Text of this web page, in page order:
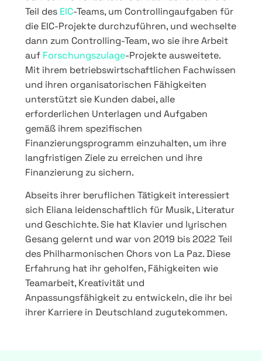
Teil des EIC-Teams, um Controllingaufgaben für
die EIC-Projekte durchzuführen, und wechselte
dann zum Controlling-Team, wo sie ihre Arbeit
auf Forschungszulage-Projekte ausweitete.
Mit ihrem betriebswirtschaftlichen Fachwissen
und ihren organisatorischen Fähigkeiten
unterstützt sie Kunden dabei, alle
erforderlichen Unterlagen und Aufgaben
gemäß ihrem spezifischen
Finanzierungsprogramm einzuhalten, um ihre
langfristigen Ziele zu erreichen und ihre
Finanzierung zu sichern.
Abseits ihrer beruflichen Tätigkeit interessiert
sich Eliana leidenschaftlich für Musik, Literatur
und Geschichte. Sie hat Klavier und lyrischen
Gesang gelernt und war von 2019 bis 2022 Teil
des Philharmonischen Chors von La Paz. Diese
Erfahrung hat ihr geholfen, Fähigkeiten wie
Teamarbeit, Kreativität und
Anpassungsfähigkeit zu entwickeln, die ihr bei
ihrer Karriere in Deutschland zugutekommen.